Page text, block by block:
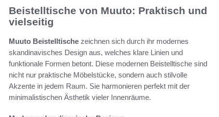
Beistelltische von Muuto: Praktisch und
vielseitig
Muuto Beistelltische zeichnen sich durch ihr modernes
skandinavisches Design aus, welches klare Linien und
funktionale Formen betont. Diese modernen Beistelltische sind
nicht nur praktische Möbelstücke, sondern auch stilvolle
Akzente in jedem Raum. Sie harmonieren perfekt mit der
minimalistischen Ästhetik vieler Innenräume.